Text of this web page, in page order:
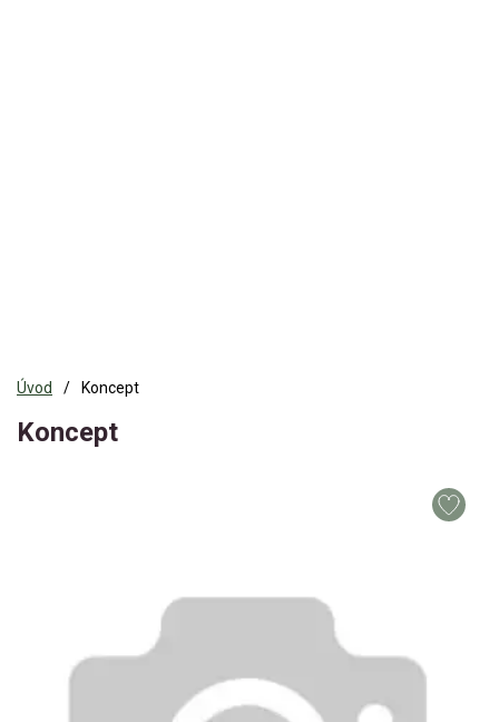
Úvod Koncept
Koncept